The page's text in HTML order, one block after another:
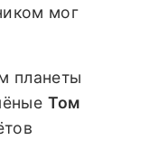
мог
планеты
Том